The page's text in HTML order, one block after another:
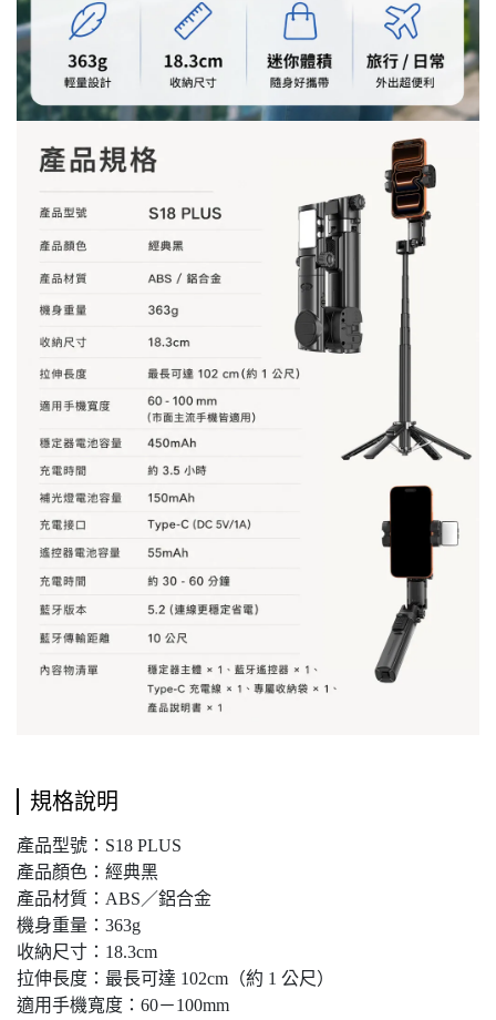
規格說明
產品型號：S18 PLUS
產品顏色：經典黑
產品材質：ABS／鋁合金
機身重量：363g
收納尺寸：18.3cm
拉伸長度：最長可達 102cm（約 1 公尺）
適用手機寬度：60－100mm